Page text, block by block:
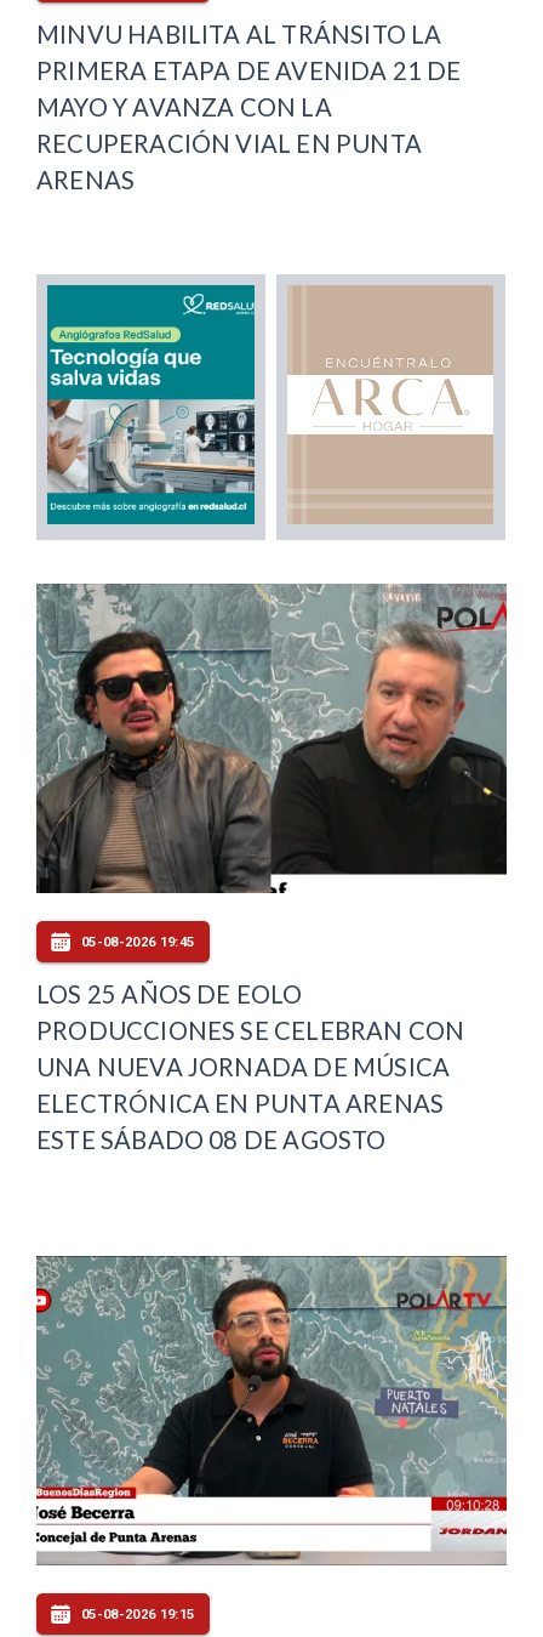
MINVU HABILITA AL TRÁNSITO LA
PRIMERA ETAPA DE AVENIDA 21 DE
MAYO Y AVANZA CON LA
RECUPERACIÓN VIAL EN PUNTA
ARENAS
05-08-2026 19:45
LOS 25 AÑOS DE EOLO
PRODUCCIONES SE CELEBRAN CON
UNA NUEVA JORNADA DE MÚSICA
ELECTRÓNICA EN PUNTA ARENAS
ESTE SÁBADO 08 DE AGOSTO
05-08-2026 19:15